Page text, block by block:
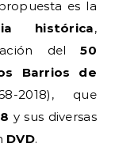
es la
histórica,
del50
Barrios de
2018), que
y sus diversas
DVD.